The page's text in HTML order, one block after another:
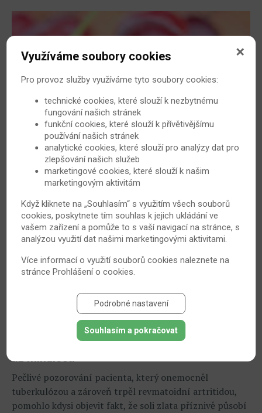
Jezte třešně, jsou dobré na klouby
Britští vědci z bostonské univerzity před nedávnem
ohromili veřejnost tvrzením, že konzumace třešní
statisticky významně snižuje riziko záchvatů dny.
„Zlatá horečka“ v léčbě revmatoidní artritidy je
už minulostí
Pečlivé pozorování pacienta, který onemocněl
tuberkulózou a zároveň trpěl revmatoidní artritidou,
pomohlo kdysi objevit fakt, že soli zlata příznivě působí
Využíváme soubory cookies
Pro provoz služby využíváme tyto soubory cookies:
technické cookies, které slouží k nezbytnému
fungování našich stránek
funkční cookies, které slouží k přívětivějšímu
používání našich stránek
analytické cookies, které slouží pro analýzy dat pro
zlepšování našich služeb
marketingové cookies, které slouží k našim
marketingovým aktivitám
Když kliknete na „Souhlasím“ s využitím všech souborů
cookies, poskytnete tím souhlas k jejich ukládání ve
vašem zařízení a pomůže to s vaší navigací na stránce, s
analýzou využití dat našimi marketingovými aktivitami.
Více informací o využití souborů cookies naleznete na
stránceProhlášení o cookies.
Podrobné nastavení
Souhlasím a pokračovat